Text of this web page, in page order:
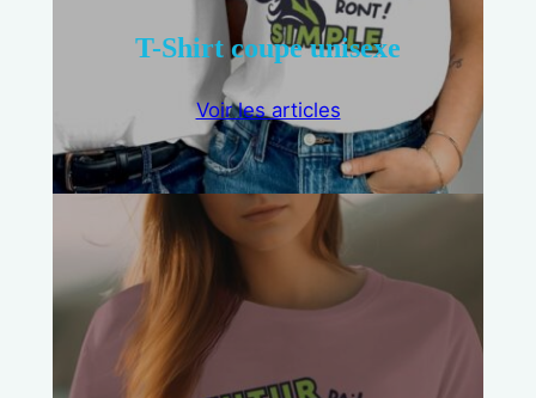
T-Shirt coupe unisexe
Voir les articles